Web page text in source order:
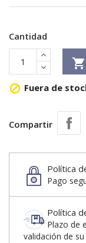
Cantidad

 Fuera de
Compartir
Política
Pago
Política
Plazo de
validación de